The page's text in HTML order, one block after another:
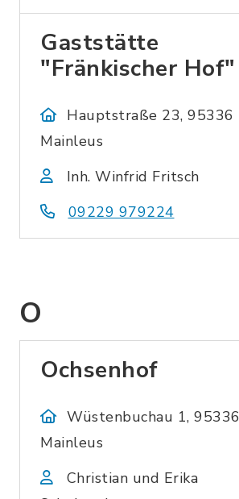
Gaststätte
"Fränkischer Hof"
Hauptstraße 23, 95336
Mainleus
Inh. Winfrid Fritsch
09229 979224
O
Ochsenhof
Wüstenbuchau 1, 95336
Mainleus
Christian und Erika